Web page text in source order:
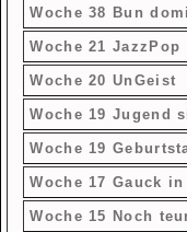
Woche 38 Bun
Woche 21 JazzPop
Woche 20 UnGeist
Woche 19 Jugend
Woche 19
Woche 17 Gauck in
Woche 15 Noch